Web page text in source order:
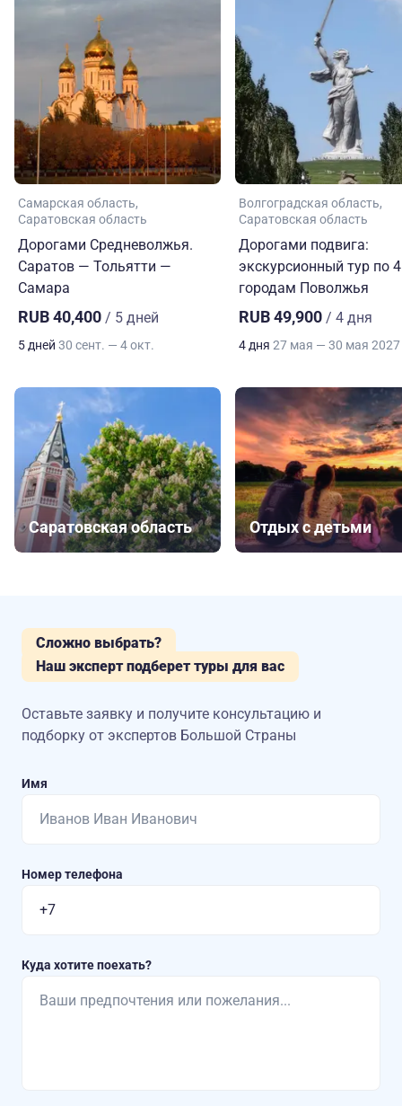
Самарская область
Саратовская область
Дорогами Средневолжья.
Саратов — Тольятти —
Самара
RUB 40,400 / 5 дней
5 дней 30 сент. — 4 окт.
Волгоградская область
Саратовская область
Дорогами подвига:
экскурсионный тур по 4
городам Поволжья
RUB 49,900 / 4 дня
4 дня 27 мая — 30 мая 2027
Саратовская область Отдых с детьми
Сложно выбрать?
Наш эксперт подберет туры для вас
Оставьте заявку и получите консультацию и
подборку от экспертов Большой Страны
Имя
Номер телефона
Куда хотите поехать?